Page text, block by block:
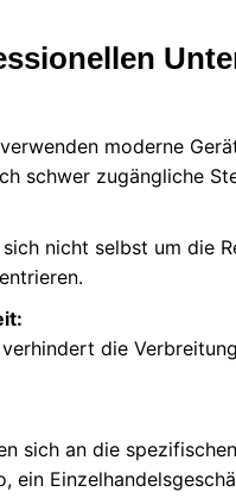
moderne
schwer zugängliche
nicht selbst um die
die
sich an die
ein